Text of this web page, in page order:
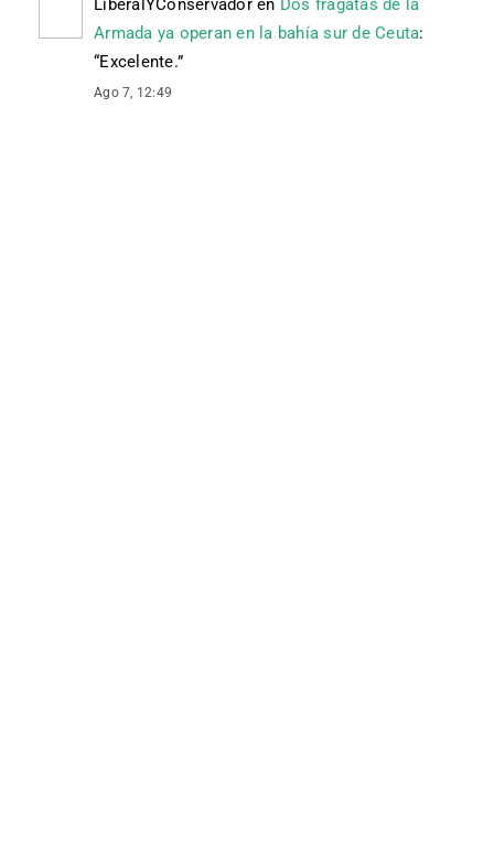
LiberalYConservadoren Dos fragatas de la
Armada ya operan en la bahía sur de Ceuta:
“Excelente.”
Ago 7, 12:49